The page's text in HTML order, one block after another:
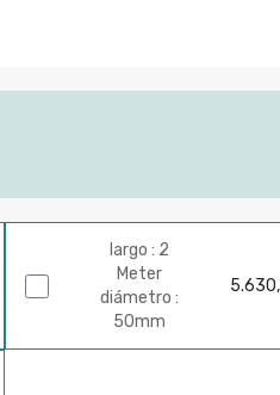
largo : 2
Meter
diámetro :
50mm